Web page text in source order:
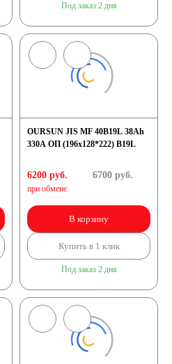
Под заказ 2 дня
OURSUN JIS MF 40B19L 38Ah
330A ОП (196х128*222) B19L
6200 руб.
при обмене
6700руб.
В корзину
Купить в 1 клик
Под заказ 2 дня